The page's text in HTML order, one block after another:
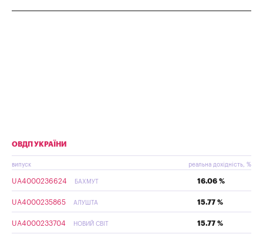
ОВДП УКРАЇНИ
випуск реальна дохідність, %
UA4000236624 БАХМУТ 16.06 %
UA4000235865 АЛУШТА 15.77 %
UA4000233704 НОВИЙ СВІТ 15.77 %